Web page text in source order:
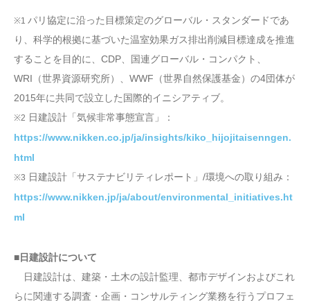
※1 パリ協定に沿った目標策定のグローバル・スタンダードであ
り、科学的根拠に基づいた温室効果ガス排出削減目標達成を推進
することを目的に、CDP、国連グローバル・コンパクト、
WRI（世界資源研究所）、WWF（世界自然保護基金）の4団体が
2015年に共同で設立した国際的イニシアティブ。
※2 日建設計「気候非常事態宣言」：
https://www.nikken.co.jp/ja/insights/kiko_hijojitaisenngen.
html
※3 日建設計「サステナビリティレポート」/環境への取り組み：
https://www.nikken.jp/ja/about/environmental_initiatives.ht
ml
■日建設計について
日建設計は、建築・土木の設計監理、都市デザインおよびこれ
らに関連する調査・企画・コンサルティング業務を行うプロフェ